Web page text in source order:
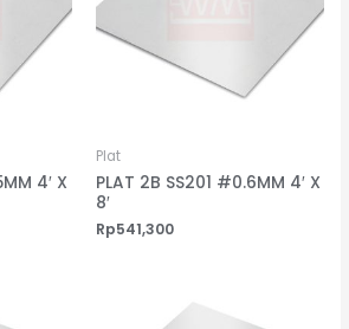
4′ X
Plat
PLAT 2B SS201 #0.6MM 4′ X
8′
Rp541,300